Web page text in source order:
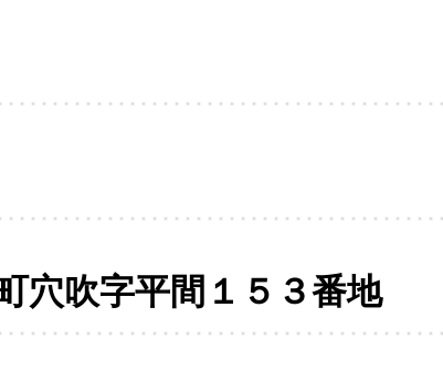
穴吹字平間１５３番地